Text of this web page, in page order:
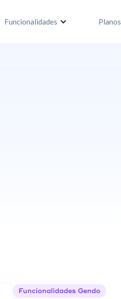
Funcionalidades Planos
Funcionalidades Gendo